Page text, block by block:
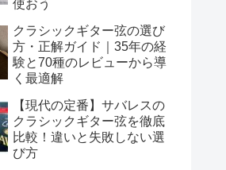
使おう
クラシックギター弦の選び
方・正解ガイド｜35年の経
験と70種のレビューから導
く最適解
【現代の定番】サバレスの
クラシックギター弦を徹底
比較！違いと失敗しない選
び方